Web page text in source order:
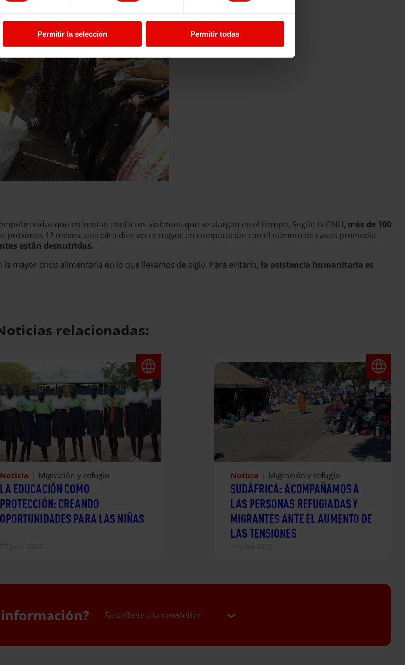
Permitir la selección Permitir todas
que enfrentan conflictos violentos que se alargan en el tiempo. Según la ONU, más de 100
próximos 12 meses, una cifra diez veces mayor en comparación con el número de casos promedio
están desnutridas.
mayor crisis alimentaria en lo que llevamos de siglo. Para evitarlo, la asistencia humanitaria es
relacionadas:
Noticia Migración y refugio
LA EDUCACIÓN COMO
PROTECCIÓN: CREANDO
OPORTUNIDADES PARA LAS NIÑAS
Noticia Migración y refugio
SUDÁFRICA: ACOMPAÑAMOS A
LAS PERSONAS REFUGIADAS Y
MIGRANTES ANTE EL AUMENTO DE
LAS TENSIONES
Suscríbete a la newsletter